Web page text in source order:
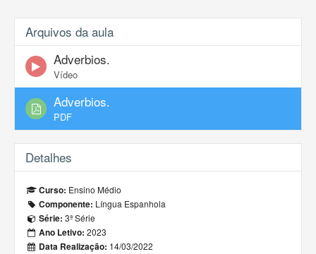
Arquivos da aula
Adverbios.
Vídeo
Adverbios.
PDF
Detalhes
Curso: Ensino Médio
Componente: Língua Espanhola
Série: 3ª Série
Ano Letivo: 2023
Data Realização: 14/03/2022